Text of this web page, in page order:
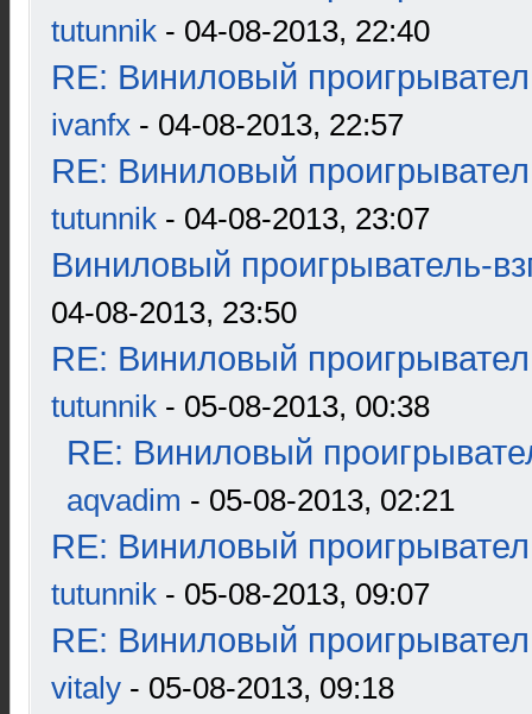
tutunnik - 04-08-2013, 22:40
RE: Виниловый
ivanfx - 04-08-2013, 22:57
RE: Виниловый
tutunnik - 04-08-2013, 23:07
Виниловый проигрыватель-
04-08-2013, 23:50
RE: Виниловый
tutunnik - 05-08-2013, 00:38
RE: Виниловый
aqvadim - 05-08-2013, 02:21
RE: Виниловый
tutunnik - 05-08-2013, 09:07
RE: Виниловый
vitaly - 05-08-2013, 09:18